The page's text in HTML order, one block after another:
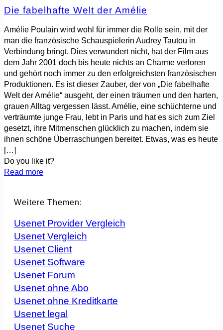
Die fabelhafte Welt der Amélie
Amélie Poulain wird wohl für immer die Rolle sein, mit der
man die französische Schauspielerin Audrey Tautou in
Verbindung bringt. Dies verwundert nicht, hat der Film aus
dem Jahr 2001 doch bis heute nichts an Charme verloren
und gehört noch immer zu den erfolgreichsten französischen
Produktionen. Es ist dieser Zauber, der von „Die fabelhafte
Welt der Amélie“ ausgeht, der einen träumen und den harten,
grauen Alltag vergessen lässt. Amélie, eine schüchterne und
verträumte junge Frau, lebt in Paris und hat es sich zum Ziel
gesetzt, ihre Mitmenschen glücklich zu machen, indem sie
ihnen schöne Überraschungen bereitet. Etwas, was es heute
[…]
Do you like it?
Read more
Weitere Themen:
Usenet Provider Vergleich
Usenet Vergleich
Usenet Client
Usenet Software
Usenet Forum
Usenet ohne Abo
Usenet ohne Kreditkarte
Usenet legal
Usenet Suche